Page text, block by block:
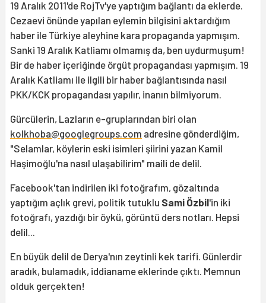
19 Aralık 2011'de RojTv'ye yaptığım bağlantı da eklerde.
Cezaevi önünde yapılan eylemin bilgisini aktardığım
haber ile Türkiye aleyhine kara propaganda yapmışım.
Sanki 19 Aralık Katliamı olmamış da, ben uydurmuşum!
Bir de haber içeriğinde örgüt propagandası yapmışım. 19
Aralık Katliamı ile ilgili bir haber bağlantısında nasıl
PKK/KCK propagandası yapılır, inanın bilmiyorum.
Gürcülerin, Lazların e-gruplarından biri olan
kolkhoba@googlegroups.com adresine gönderdiğim,
"Selamlar, köylerin eski isimleri şiirini yazan Kamil
Haşimoğlu'na nasıl ulaşabilirim" maili de delil.
Facebook'tan indirilen iki fotoğrafım, gözaltında
yaptığım açlık grevi, politik tutuklu Sami Özbil'in iki
fotoğrafı, yazdığı bir öykü, görüntü ders notları. Hepsi
delil...
En büyük delil de Derya'nın zeytinli kek tarifi. Günlerdir
aradık, bulamadık, iddianame eklerinde çıktı. Memnun
olduk gerçekten!